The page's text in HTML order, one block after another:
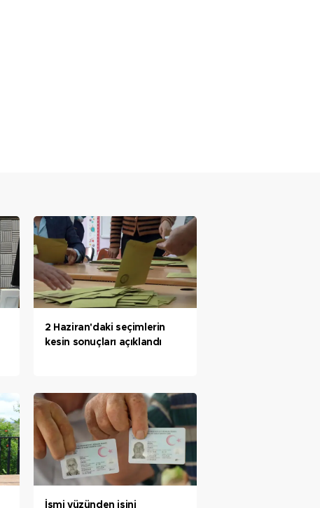
2 Haziran'daki seçimlerin
kesin sonuçları açıklandı
İsmi yüzünden işini